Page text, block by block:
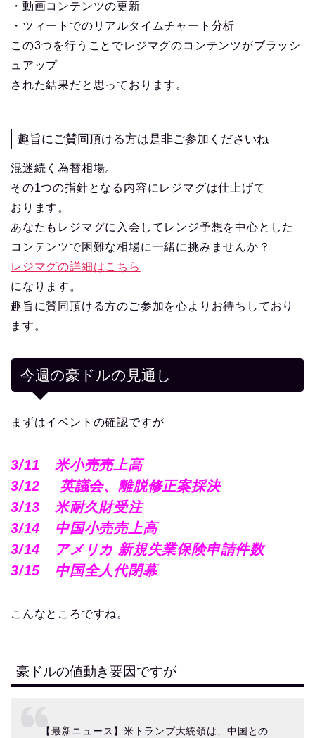
・動画コンテンツの更新
・ツィートでのリアルタイムチャート分析
この3つを行うことでレジマグのコンテンツがブラッシ
ュアップ
された結果だと思っております。
趣旨にご賛同頂ける方は是非ご参加くださいね
混迷続く為替相場。
その1つの指針となる内容にレジマグは仕上げて
おります。
あなたもレジマグに入会してレンジ予想を中心とした
コンテンツで困難な相場に一緒に挑みませんか？
レジマグの詳細はこちら
になります。
趣旨に賛同頂ける方のご参加を心よりお待ちしており
ます。
今週の豪ドルの見通し
まずはイベントの確認ですが
3/11 米小売売上高
3/12 英議会、離脱修正案採決
3/13 米耐久財受注
3/14 中国小売売上高
3/14 アメリカ 新規失業保険申請件数
3/15 中国全人代閉幕
こんなところですね。
豪ドルの値動き要因ですが
【最新ニュース】米トランプ大統領は、中国との